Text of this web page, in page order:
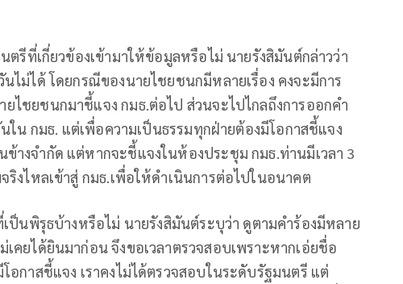
ตรีที่เกี่ยวข้องเข้ามาให้ข้อมูลหรือไม่ นายรังสิมันต์กล่าวว่า
ไม่ได้ โดยกรณีของนายไชยชนกมีหลายเรื่อง คงจะมีการ
ไชยชนกมาชี้แจง กมธ.ต่อไป ส่วนจะไปไกลถึงการออกคำ
ใน กมธ. แต่เพื่อความเป็นธรรมทุกฝ่ายต้องมีโอกาสชี้แจง
างจำกัด แต่หากจะชี้แจงในห้องประชุม กมธ.ท่านมีเวลา 3
งไหลเข้าสู่ กมธ.เพื่อให้ดำเนินการต่อไปในอนาคต
ป็นพิรุธบ้างหรือไม่ นายรังสิมันต์ระบุว่า ดูตามคำร้องมีหลาย
คยได้ยินมาก่อน จึงขอเวลาตรวจสอบเพราะหากเอ่ยชื่อ
กาสชี้แจง เราคงไม่ได้ตรวจสอบในระดับรัฐมนตรี แต่